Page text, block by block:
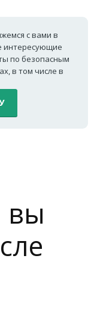
с вами в
интересующие
по безопасным
в том числе в
вы